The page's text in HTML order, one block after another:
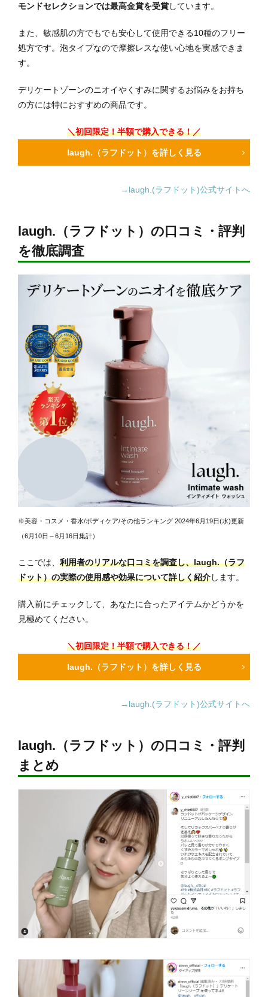
モンドセレクションでは最高金賞を受賞しています。
また、敏感肌の方でもでも安心して使用できる10種のフリー
処方です。泡タイプなので摩擦レスな使い心地を実感できま
す。
デリケートゾーンのニオイやくすみに関するお悩みをお持ち
の方には特におすすめの商品です。
＼初回限定！半額で購入できる！／
laugh.（ラフドット）を詳しく見る
→laugh.(ラフドット)公式サイトへ
laugh.（ラフドット）の口コミ・評判
を徹底調査
※美容・コスメ・香水/ボディケア/その他ランキング 2024年6月19日(水)更新
（6月10日～6月16日集計）
ここでは、 利用者のリアルな口コミを調査し、laugh.（ラフ
ドット）の実際の使用感や効果について詳しく紹介します。
購入前にチェックして、あなたに合ったアイテムかどうかを
見極めてください。
＼初回限定！半額で購入できる！／
laugh.（ラフドット）を詳しく見る
→laugh.(ラフドット)公式サイトへ
laugh.（ラフドット）の口コミ・評判
まとめ